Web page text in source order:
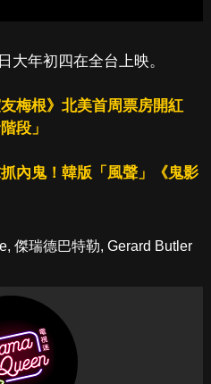
大年初四在全台上映。
梅根》北美首周票房開紅
段」
內鬼！韓版「風聲」《鬼影
, 傑瑞德巴特勒, Gerard Butler